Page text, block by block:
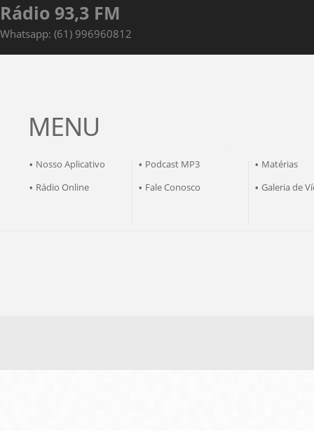
Rádio 93,3 FM
Whatsapp: (61) 996960812
MENU
• Nosso Aplicativo • Podcast MP3 • Matérias
• Rádio Online • Fale Conosco • Galeria de